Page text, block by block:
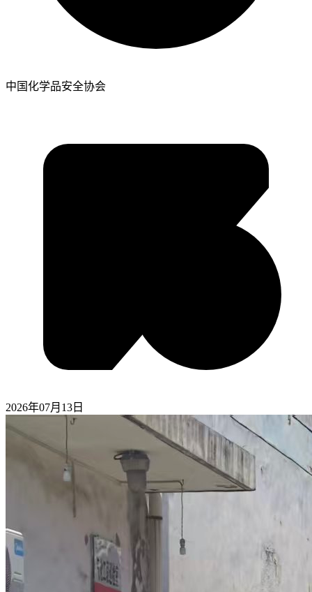
中国化学品安全协会
2026年07月13日